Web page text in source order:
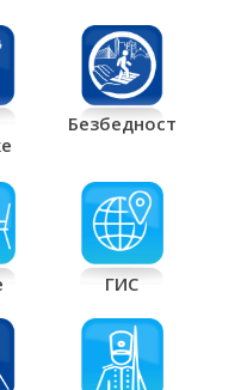
Безбедност
ГИС